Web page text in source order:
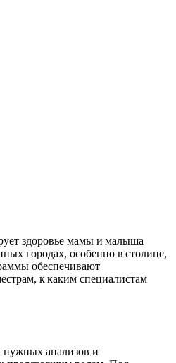
здоровье мамы и малыша
городах, особенно в столице,
обеспечивают
к каким специалистам
нужных анализов и